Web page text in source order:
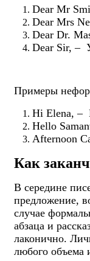
Dear Mr
Dear Mrs
Dear Dr.
Dear Sir, –
Примеры
Hi Elena, –
Hello
Afternoon
Как
В середине
предложение,
случае
абзаца и
лаконично.
любого объема